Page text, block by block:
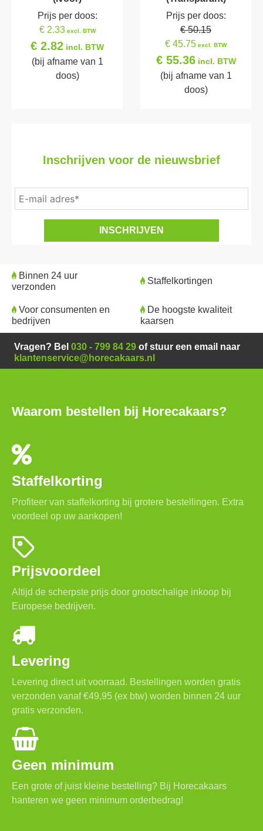
Prijs per doos:
€ 2.33excl. BTW
€ 2.82 incl. BTW
(bij afname van 1
doos)
Prijs per doos:
€ 50.15
€ 45.75 excl. BTW
€ 55.36incl. BTW
(bij afname van 1
doos)
Inschrijven voor de nieuwsbrief
Binnen 24 uur
verzonden
Staffelkortingen
Voor consumenten en
bedrijven
De hoogste kwaliteit
kaarsen
Vragen? Bel 030 - 799 84 29 of stuur een email naar
klantenservice@horecakaars.nl
Waarom bestellen bij Horecakaars?
Staffelkorting
Profiteer van staffelkorting bij grotere bestellingen. Extra
voordeel op uw aankopen!
Prijsvoordeel
Altijd de scherpste prijs door grootschalige inkoop bij
Europese bedrijven.
Levering
Levering direct uit voorraad. Bestellingen worden gratis
verzonden vanaf €49,95 (ex btw) worden binnen 24 uur
gratis verzonden.
Geen minimum
Een grote of juist kleine bestelling? Bij Horecakaars
hanteren we geen minimum orderbedrag!